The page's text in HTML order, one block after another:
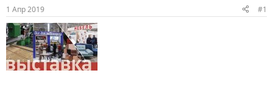
м
ы
а
л
а
1 Апр 2019 #1